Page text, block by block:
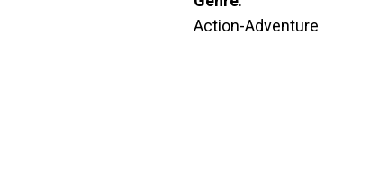
Action-Adventure